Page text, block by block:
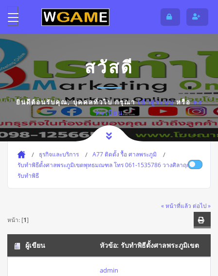
สวัสดี
ยินดีต้อนรับคุณ,บุคคลทั่วไปกรุณาเข้าสู่ระบบหรือลง
ทะเบียน
ธุรกิจและบริการ
A77 ติดตั้ง รื้อ ศาลพระภูมิ
รับทำพิธีตั้งศาลพระภูมิเขตพุทธมณฑล โทร 061-1535786 วางศิลาฤกษ์
รับทำพิธี
« หน้าที่แล้ว ต่อไป »
หน้า: [1]
ผู้เขียน หัวข้อ: รับทำพิธีตั้งศาลพระภูมิเขต
พุทธมณฑล โทร 061-1535786 วางศิลาฤกษ์ รับทำพิธี (อ่าน
admin